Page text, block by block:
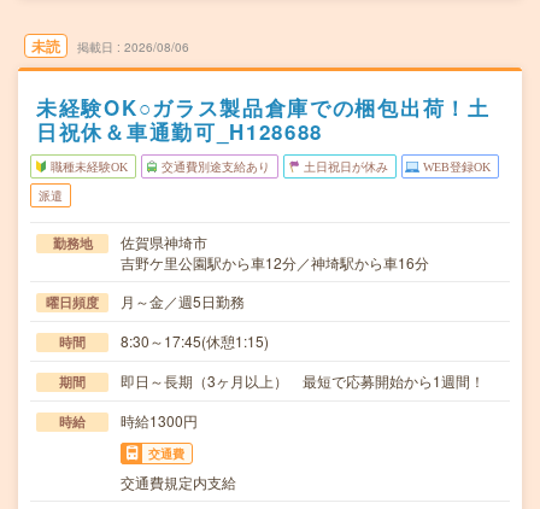
未読 掲載日 2026/08/06
未経験OK○ガラス製品倉庫での梱包出荷！土
日祝休＆車通勤可_H128688
職種未経験OK 交通費別途支給あり 土日祝日が休み WEB登録OK
派遣
勤務地
佐賀県神埼市
吉野ケ里公園駅から車12分／神埼駅から車16分
曜日頻度 月～金／週5日勤務
時間 8:30～17:45(休憩1:15)
期間 即日～長期（3ヶ月以上） 最短で応募開始から1週間！
時給 時給1300円
交通費
交通費規定内支給